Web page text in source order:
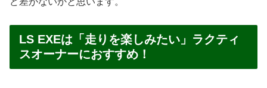
LS EXEは「走りを楽しみたい」ラクティ
スオーナーにおすすめ！